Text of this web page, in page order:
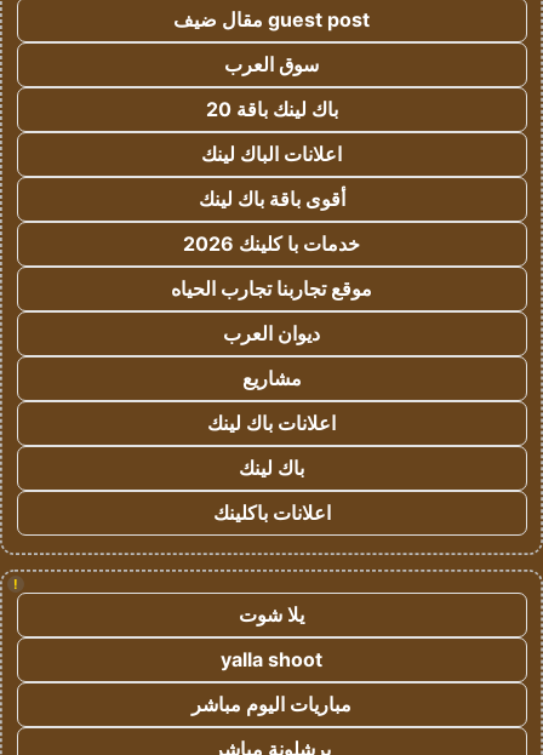
guest post مقال ضيف
سوق العرب
باك لينك باقة 20
اعلانات الباك لينك
أقوى باقة باك لينك
خدمات با كلينك 2026
موقع تجاربنا تجارب الحياه
ديوان العرب
مشاريع
اعلانات باك لينك
باك لينك
اعلانات باكلينك
!
يلا شوت
yalla shoot
مباريات اليوم مباشر
برشلونة مباشر